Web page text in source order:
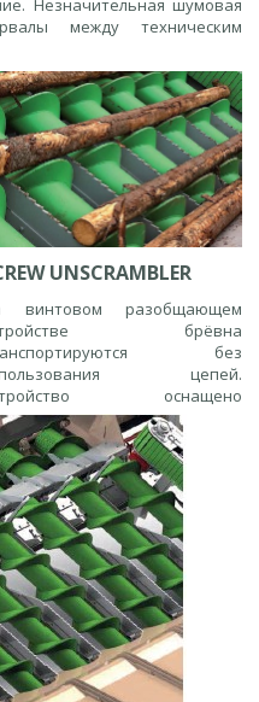
Незначительная шумовая
между техническим
UNSCRAMBLER
винтовом разобщающем
брёвна
без
цепей.
оснащено